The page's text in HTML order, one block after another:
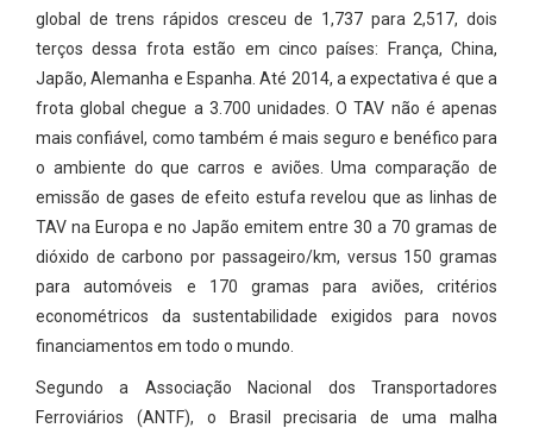
global de trens rápidos cresceu de 1,737 para 2,517, dois
terços dessa frota estão em cinco países: França, China,
Japão, Alemanha e Espanha. Até 2014, a expectativa é que a
frota global chegue a 3.700 unidades. O TAV não é apenas
mais confiável, como também é mais seguro e benéfico para
o ambiente do que carros e aviões. Uma comparação de
emissão de gases de efeito estufa revelou que as linhas de
TAV na Europa e no Japão emitem entre 30 a 70 gramas de
dióxido de carbono por passageiro/km, versus 150 gramas
para automóveis e 170 gramas para aviões, critérios
econométricos da sustentabilidade exigidos para novos
financiamentos em todo o mundo.
Segundo a Associação Nacional dos Transportadores
Ferroviários (ANTF), o Brasil precisaria de uma malha